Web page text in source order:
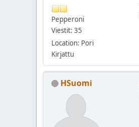
Pepperoni
Viestit: 35
Location: Pori
Kirjattu
HSuomi